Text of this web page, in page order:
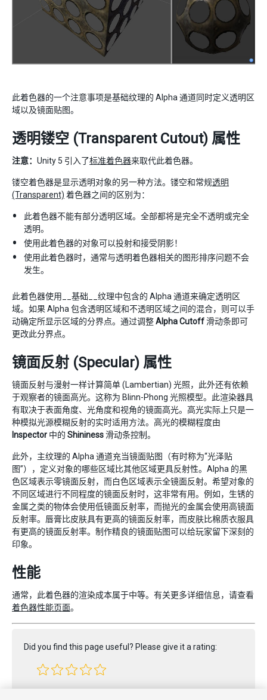
此着色器的一个注意事项是基础纹理的 Alpha 通道同时定义透明区
域以及镜面贴图。
透明镂空 (Transparent Cutout) 属性
注意： Unity 5 引入了标准着色器来取代此着色器。
镂空着色器是显示透明对象的另一种方法。镂空和常规透明
(Transparent) 着色器之间的区别为：
此着色器不能有部分透明区域。全部都将是完全不透明或完全
透明。
使用此着色器的对象可以投射和接受阴影！
使用此着色器时，通常与透明着色器相关的图形排序问题不会
发生。
此着色器使用__基础__纹理中包含的 Alpha 通道来确定透明区
域。如果 Alpha 包含透明区域和不透明区域之间的混合，则可以手
动确定所显示区域的分界点。通过调整Alpha Cutoff滑动条即可
更改此分界点。
镜面反射 (Specular) 属性
镜面反射与漫射一样计算简单 (Lambertian) 光照，此外还有依赖
于观察者的镜面高光。这称为 Blinn-Phong 光照模型。此渲染器具
有取决于表面角度、光角度和视角的镜面高光。高光实际上只是一
种模拟光源模糊反射的实时适用方法。高光的模糊程度由
Inspector 中的 Shininess滑动条控制。
此外，主纹理的 Alpha 通道充当镜面贴图（有时称为“光泽贴
图”），定义对象的哪些区域比其他区域更具反射性。Alpha 的黑
色区域表示零镜面反射，而白色区域表示全镜面反射。希望对象的
不同区域进行不同程度的镜面反射时，这非常有用。例如，生锈的
金属之类的物体会使用低镜面反射率，而抛光的金属会使用高镜面
反射率。唇膏比皮肤具有更高的镜面反射率，而皮肤比棉质衣服具
有更高的镜面反射率。制作精良的镜面贴图可以给玩家留下深刻的
印象。
性能
通常，此着色器的渲染成本属于中等。有关更多详细信息，请查看
着色器性能页面。
Did you find this page useful? Please give it a rating: